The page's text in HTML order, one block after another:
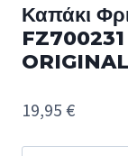
Καπάκι
ORIGINAL
19,95 €